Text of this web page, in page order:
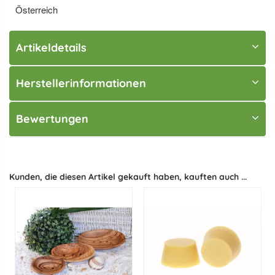
Österreich
Artikeldetails
Herstellerinformationen
Bewertungen
Kunden, die diesen Artikel gekauft haben, kauften auch ...